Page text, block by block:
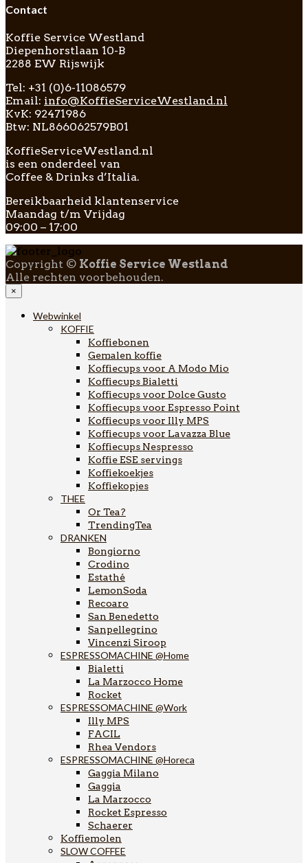
Contact
Koffie Service Westland
Diepenhorstlaan 10-B
2288 EW Rijswijk
Tel: +31 (0)6-11086579
Email: info@KoffieServiceWestland.nl
KvK: 92471986
Btw: NL866062579B01
KoffieServiceWestland.nl
is een onderdeel van
Coffee & Drinks d’Italia.
Bereikbaarheid klantenservice
Maandag t/m Vrijdag
09:00 – 17:00
Copyright © Koffie Service Westland
Alle rechten voorbehouden.
×
Webwinkel
KOFFIE
Koffiebonen
Gemalen koffie
Koffiecups voor A Modo Mio
Koffiecups Bialetti
Koffiecups voor Dolce Gusto
Koffiecups voor Espresso Point
Koffiecups voor Illy MPS
Koffiecups voor Lavazza Blue
Koffiecups Nespresso
Koffie ESE servings
Koffiekoekjes
Koffiekopjes
THEE
Or Tea?
TrendingTea
DRANKEN
Bongiorno
Crodino
Estathé
LemonSoda
Recoaro
San Benedetto
Sanpellegrino
Vincenzi Siroop
ESPRESSOMACHINE @Home
Bialetti
La Marzocco Home
Rocket
ESPRESSOMACHINE @Work
Illy MPS
FACIL
Rhea Vendors
ESPRESSOMACHINE @Horeca
Gaggia Milano
Gaggia
La Marzocco
Rocket Espresso
Schaerer
Koffiemolen
SLOW COFFEE